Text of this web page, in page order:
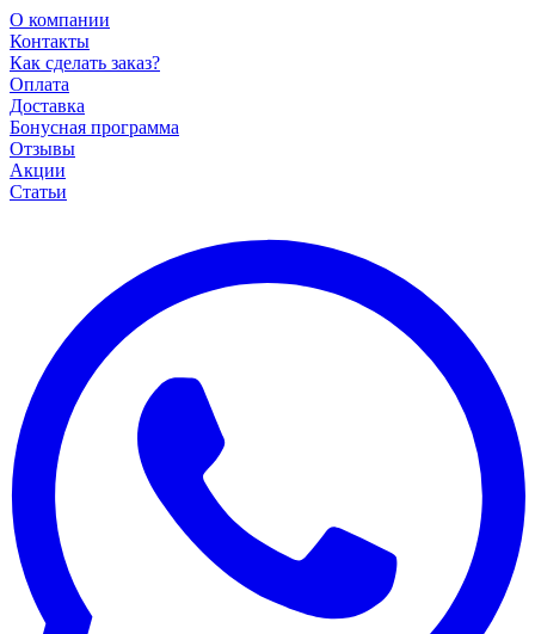
О компании
Контакты
Как сделать заказ?
Оплата
Доставка
Бонусная программа
Отзывы
Акции
Статьи